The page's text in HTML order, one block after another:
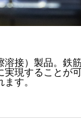
接）製品。鉄
現することが
す。